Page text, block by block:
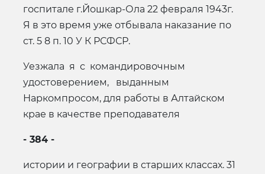
госпитале г.Йошкар-Ола 22 февраля 1943г.
Я в это время уже отбывала наказание по
ст. 5 8 п. 10 У К РСФСР.
Уезжала я с командировочным
удостоверением, выданным
Наркомпросом, для работы в Алтайском
крае в качестве преподавателя
- 384 -
истории и географии в старших классах. 31